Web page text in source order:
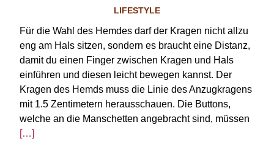
LIFESTYLE
Für die Wahl des Hemdes darf der Kragen nicht allzu
eng am Hals sitzen, sondern es braucht eine Distanz,
damit du einen Finger zwischen Kragen und Hals
einführen und diesen leicht bewegen kannst. Der
Kragen des Hemds muss die Linie des Anzugkragens
mit 1.5 Zentimetern herausschauen. Die Buttons,
welche an die Manschetten angebracht sind, müssen
[…]